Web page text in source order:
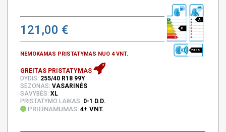
121,00 €
NEMOKAMAS PRISTATYMAS NUO 4 VNT.
D
A
73 DB
GREITAS PRISTATYMAS
DYDIS: 255/40 R18 99Y
SEZONAS: VASARINĖS
SAVYBĖS: XL
PRISTATYMO LAIKAS: 0-1 D.D.
PRIEINAMUMAS: 4+ VNT.